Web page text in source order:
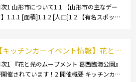
のレンタル・リース！営業許可取得
流れも解説！
次1 山形市について1.1 【山形市の主なデー
】1.1.1 [面積]1.1.2 [人口]1.2 【有名スポッ
【キッチンカーイベント情報】花と光
ムーブメント 葛西臨海公園が開催さ
ています！
1 『花と光のムーブメント 葛西臨海公園』
催されています！2 開催概要 キッチンカー